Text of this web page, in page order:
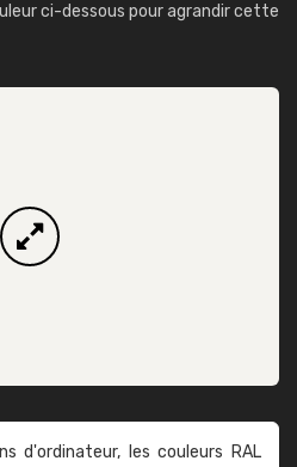
ci-dessous pour agrandir cette
d'ordinateur, les couleurs RAL